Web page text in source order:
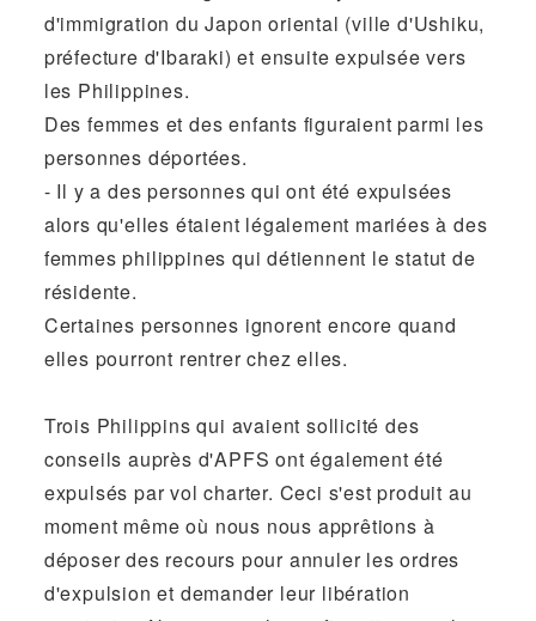
d'immigration du Japon oriental (ville d'Ushiku,
préfecture d'Ibaraki) et ensuite expulsée vers
les Philippines.
Des femmes et des enfants figuraient parmi les
personnes déportées.
- Il y a des personnes qui ont été expulsées
alors qu'elles étaient légalement mariées à des
femmes philippines qui détiennent le statut de
résidente.
Certaines personnes ignorent encore quand
elles pourront rentrer chez elles.
Trois Philippins qui avaient sollicité des
conseils auprès d'APFS ont également été
expulsés par vol charter. Ceci s'est produit au
moment même où nous nous apprêtions à
déposer des recours pour annuler les ordres
d'expulsion et demander leur libération